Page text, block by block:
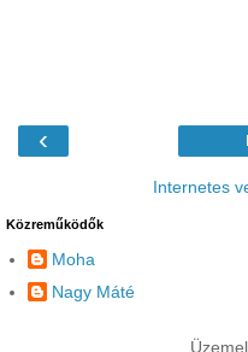
‹
Internetes
Közreműködők
Moha
Nagy Máté